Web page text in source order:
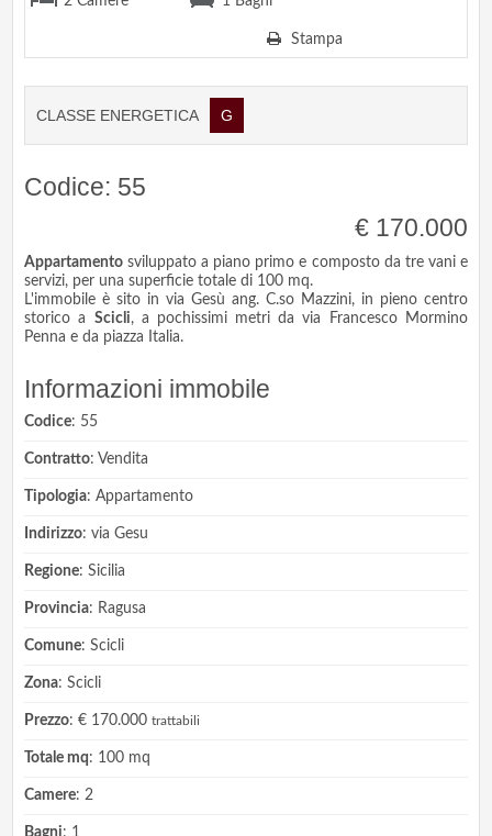
Stampa
CLASSE ENERGETICA G
Codice: 55
€ 170.000
Appartamento sviluppato a piano primo e composto da tre vani e
servizi, per una superficie totale di 100 mq.
L'immobile è sito in via Gesù ang. C.so Mazzini, in pieno centro
storico a Scicli, a pochissimi metri da via Francesco Mormino
Penna e da piazza Italia.
Informazioni immobile
Codice: 55
Contratto: Vendita
Tipologia: Appartamento
Indirizzo: via Gesu
Regione: Sicilia
Provincia: Ragusa
Comune: Scicli
Zona: Scicli
Prezzo: € 170.000trattabili
Totale mq: 100 mq
Camere: 2